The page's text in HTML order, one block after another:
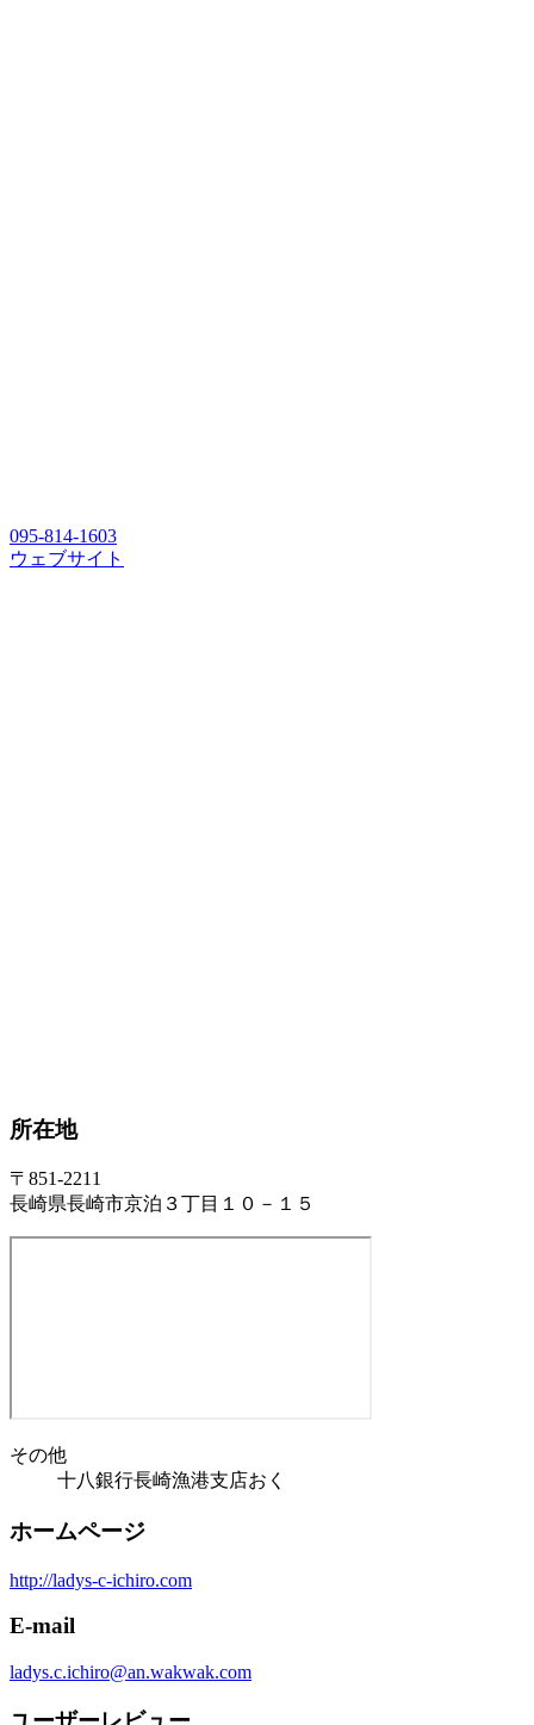
095-814-1603
ウェブサイト
所在地
〒851-2211
長崎県長崎市京泊３丁目１０－１５
その他
十八銀行長崎漁港支店おく
ホームページ
http://ladys-c-ichiro.com
E-mail
ladys.c.ichiro@an.wakwak.com